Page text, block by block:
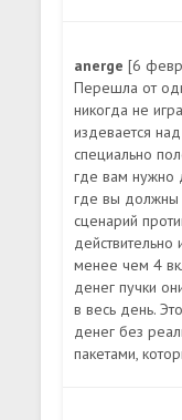
anerge[6
Перешла от
никогда не
издевается
специально
где вам нужно
где вы должны
сценарий
действительно
менее чем 4
денег пучки
в весь день.
денег без
пакетами,